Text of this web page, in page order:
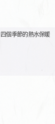
四個季節的熱水保暖